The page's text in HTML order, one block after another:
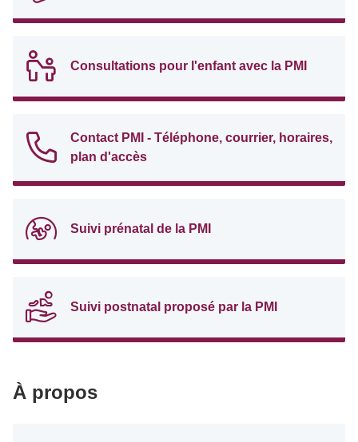
Consultations pour l'enfant avec la PMI
Contact PMI - Téléphone, courrier, horaires,
plan d'accès
Suivi prénatal de la PMI
Suivi postnatal proposé par la PMI
À propos